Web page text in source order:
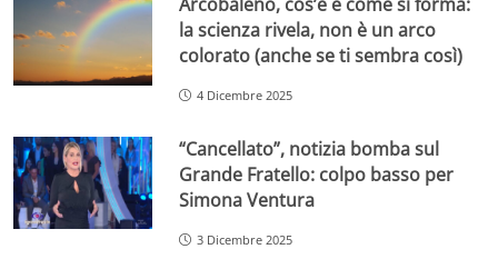
la scienza rivela, non è un arco
colorato (anche se ti sembra così)
4 Dicembre 2025
“Cancellato”, notizia bomba sul
Grande Fratello: colpo basso per
Simona Ventura
3 Dicembre 2025